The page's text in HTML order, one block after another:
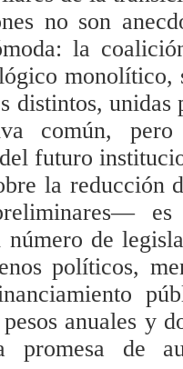
no son
la
monolítico,
distintos,
común,
futuro
la reducción
de
políticos,
anuales y
promesa de